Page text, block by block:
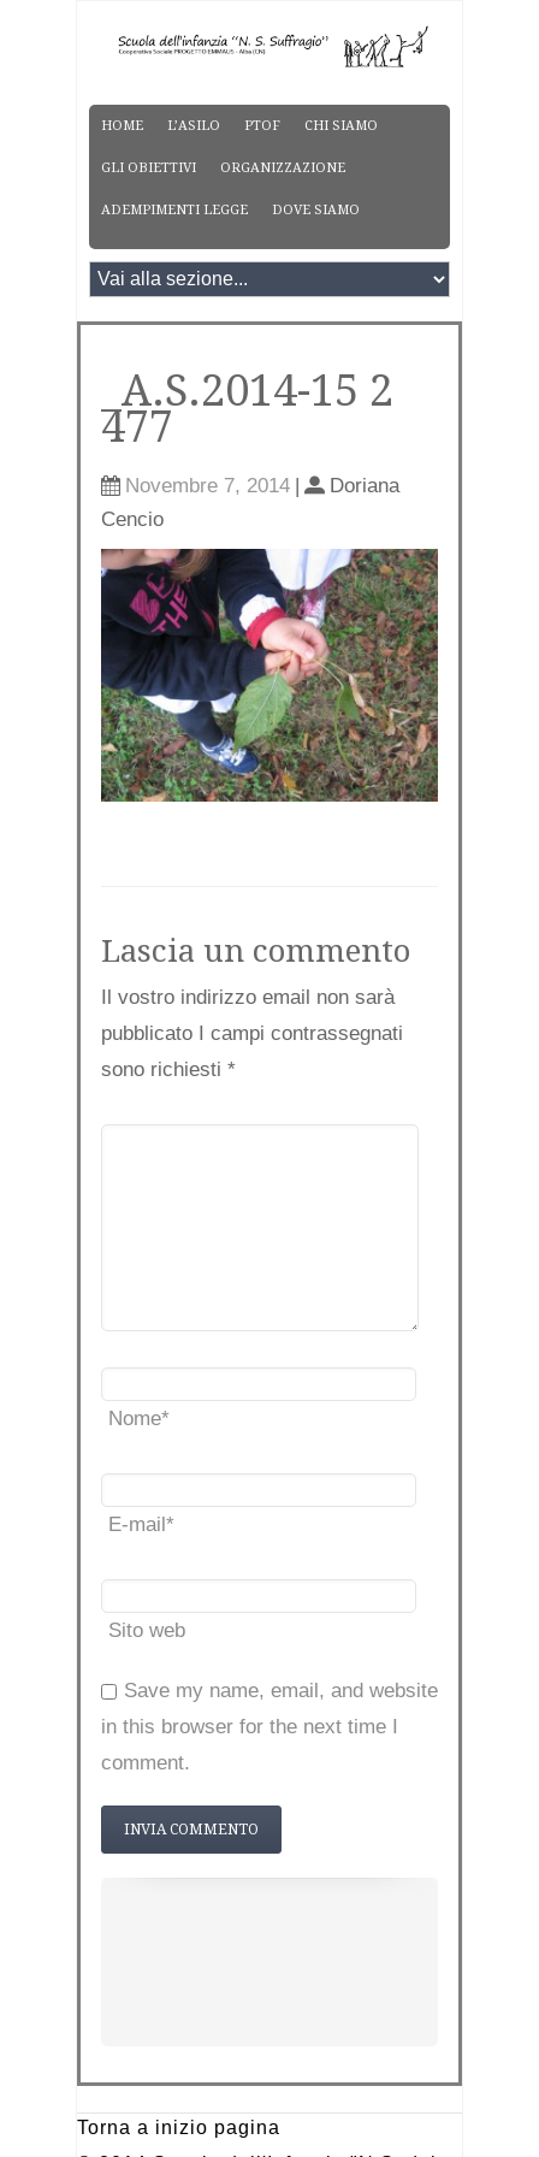
HOME L’ASILO PTOF CHI SIAMO
GLI OBIETTIVI ORGANIZZAZIONE
ADEMPIMENTI LEGGE DOVE SIAMO
_A.S.2014-15 2
477
Novembre 7, 2014 |
Doriana
Cencio
Lascia un commento
Il vostro indirizzo email non sarà
pubblicato I campi contrassegnati
sono richiesti *
Nome*
E-mail*
Sito web
Save my name, email, and website
in this browser for the next time I
comment.
Torna a inizio pagina